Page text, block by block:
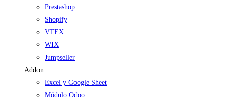
Prestashop
Shopify
VTEX
WIX
Jumpseller
Addon
Excel y Google Sheet
Módulo Odoo